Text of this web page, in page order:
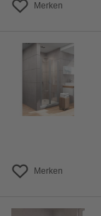
Merken
Merken